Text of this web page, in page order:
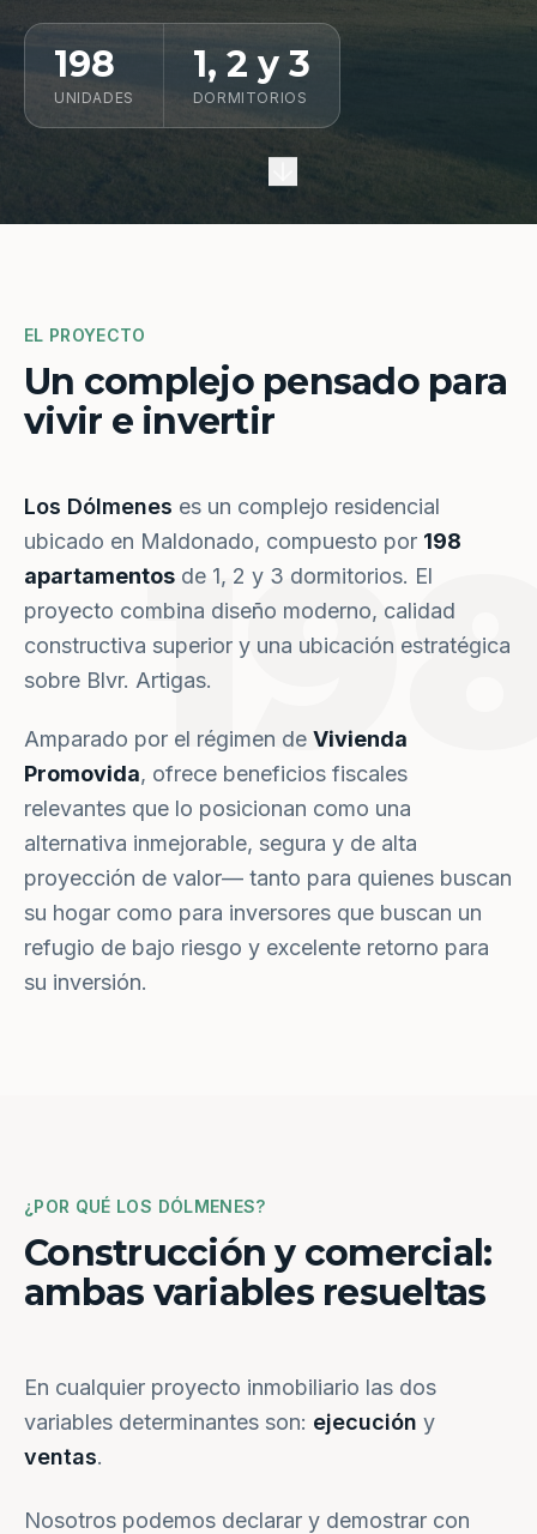
198
UNIDADES
1, 2 y 3
DORMITORIOS
EL PROYECTO
Un complejo pensado para
vivir e invertir
Los Dólmenes es un complejo residencial
ubicado en Maldonado, compuesto por 198
apartamentos de 1, 2 y 3 dormitorios. El
proyecto combina diseño moderno, calidad
constructiva superior y una ubicación estratégica
sobre Blvr. Artigas.
Amparado por el régimen de Vivienda
Promovida, ofrece beneficios fiscales
relevantes que lo posicionan como una
alternativa inmejorable, segura y de alta
proyección de valor— tanto para quienes buscan
su hogar como para inversores que buscan un
refugio de bajo riesgo y excelente retorno para
su inversión.
¿POR QUÉ LOS DÓLMENES?
Construcción y comercial:
ambas variables resueltas
En cualquier proyecto inmobiliario las dos
variables determinantes son: ejecución y
ventas.
Nosotros podemos declarar y demostrar con